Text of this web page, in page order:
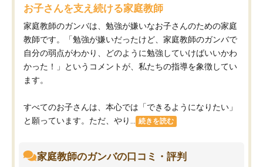
お子さんを支え続ける家庭教師
家庭教師のガンバは、勉強が嫌いなお子さんのための家庭
教師です。「勉強が嫌いだったけど、家庭教師のガンバで
自分の弱点がわかり、どのように勉強していけばいいかわ
かった！」というコメントが、私たちの指導を象徴してい
ます。
すべてのお子さんは、本心では「できるようになりたい」
と願っています。ただ、やり...
続きを読む
家庭教師のガンバの口コミ・評判